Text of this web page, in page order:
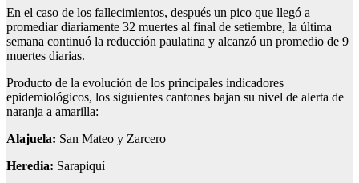
En el caso de los fallecimientos, después un pico que llegó a
promediar diariamente 32 muertes al final de setiembre, la última
semana continuó la reducción paulatina y alcanzó un promedio de 9
muertes diarias.
Producto de la evolución de los principales indicadores
epidemiológicos, los siguientes cantones bajan su nivel de alerta de
naranja a amarilla:
Alajuela: San Mateo y Zarcero
Heredia: Sarapiquí